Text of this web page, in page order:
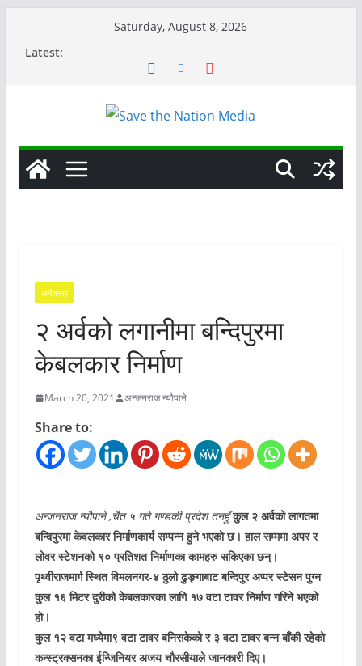
Saturday, August 8, 2026
Latest:
अर्थतन्त्र
२ अर्वको लगानीमा बन्दिपुरमा
केबलकार निर्माण
March 20, 2021 अन्जनराज न्यौपाने
Share to:
अन्जनराज न्यौपाने ,चैत ५ गते गण्डकी प्रदेश तनहुँकुल २ अर्वको लागतमा
बन्दिपुरमा केवलकार निर्माणकार्य सम्पन्न हुने भएको छ। हाल सम्ममा अपर र
लोवर स्टेशनको ९० प्रतिशत निर्माणका कामहरु सकिएका छन्।
पृथ्वीराजमार्ग स्थित विमलनगर-४ ठुलो ढुङ्गाबाट बन्दिपुर अप्पर स्टेसन पुग्न
कुल १६ मिटर दुरीको केबलकारका लागि १७ वटा टावर निर्माण गरिने भएको
हो।
कुल १२ वटा मध्येमा९ वटा टावर बनिसकेको र ३ वटा टावर बन्न बाँकी रहेको
कन्स्ट्रक्सनका ईन्जिनियर अजय चौरसीयाले जानकारी दिए।